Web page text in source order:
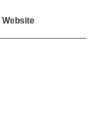
Website